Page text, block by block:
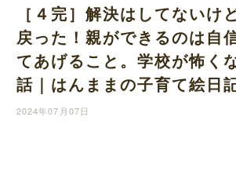
［４完］解決はしてないけ
戻った！親ができるのは自
てあげること。学校が怖く
話｜はんままの子育て絵日
2024年07月07日